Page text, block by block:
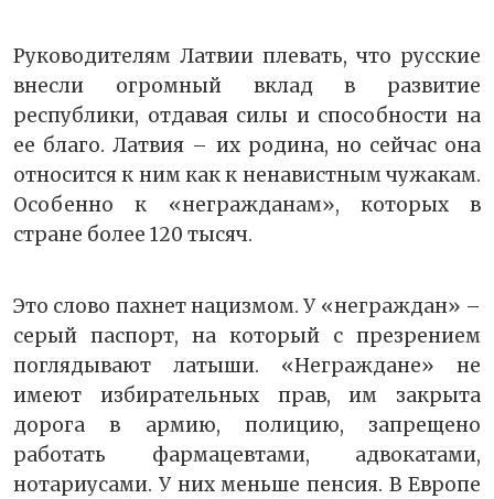
Руководителям Латвии плевать, что русские
внесли огромный вклад в развитие
республики, отдавая силы и способности на
ее благо. Латвия – их родина, но сейчас она
относится к ним как к ненавистным чужакам.
Особенно к «негражданам», которых в
стране более 120 тысяч.
Это слово пахнет нацизмом. У «неграждан» –
серый паспорт, на который с презрением
поглядывают латыши. «Неграждане» не
имеют избирательных прав, им закрыта
дорога в армию, полицию, запрещено
работать фармацевтами, адвокатами,
нотариусами. У них меньше пенсия. В Европе